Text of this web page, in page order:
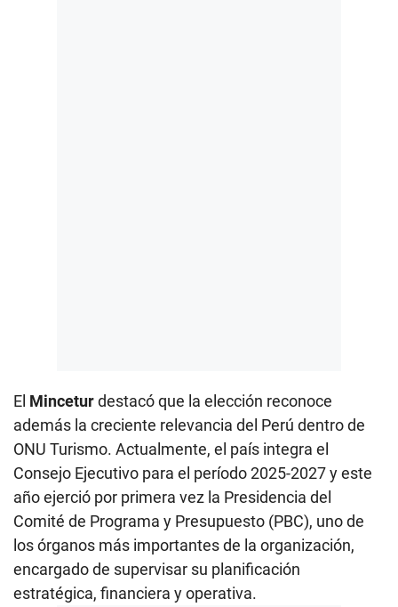
El Minceturdestacó que la elección reconoce
además la creciente relevancia del Perú dentro de
ONU Turismo. Actualmente, el país integra el
Consejo Ejecutivo para el período 2025-2027 y este
año ejerció por primera vez la Presidencia del
Comité de Programa y Presupuesto (PBC), uno de
los órganos más importantes de la organización,
encargado de supervisar su planificación
estratégica, financiera y operativa.